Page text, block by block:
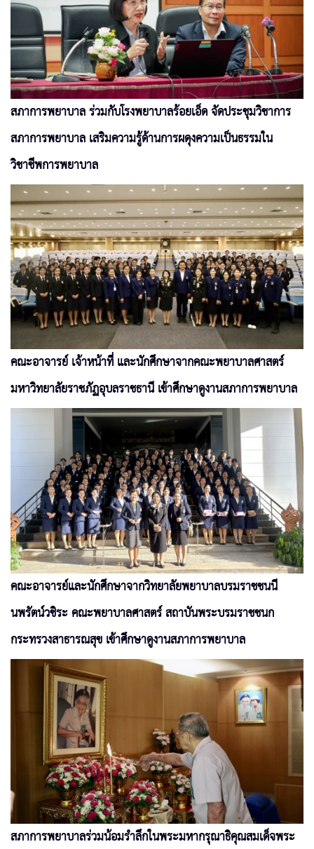
สภาการพยาบาล ร่วมกับโรงพยาบาลร้อยเอ็ด จัดประชุมวิชาการ
สภาการพยาบาล เสริมความรู้ด้านการผดุงความเป็นธรรมใน
วิชาชีพการพยาบาล
คณะอาจารย์ เจ้าหน้าที่ และนักศึกษาจากคณะพยาบาลศาสตร์
มหาวิทยาลัยราชภัฏอุบลราชธานี เข้าศึกษาดูงานสภาการพยาบาล
คณะอาจารย์และนักศึกษาจากวิทยาลัยพยาบาลบรมราชชนนี
นพรัตน์วชิระ คณะพยาบาลศาสตร์ สถาบันพระบรมราชชนก
กระทรวงสาธารณสุข เข้าศึกษาดูงานสภาการพยาบาล
สภาการพยาบาลร่วมน้อมรำลึกในพระมหากรุณาธิคุณสมเด็จพระ